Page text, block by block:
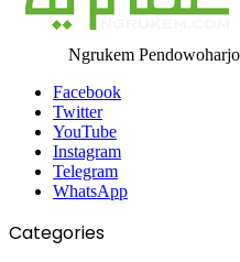
Ngrukem
Facebook
Twitter
YouTube
Instagram
Telegram
WhatsApp
Categories